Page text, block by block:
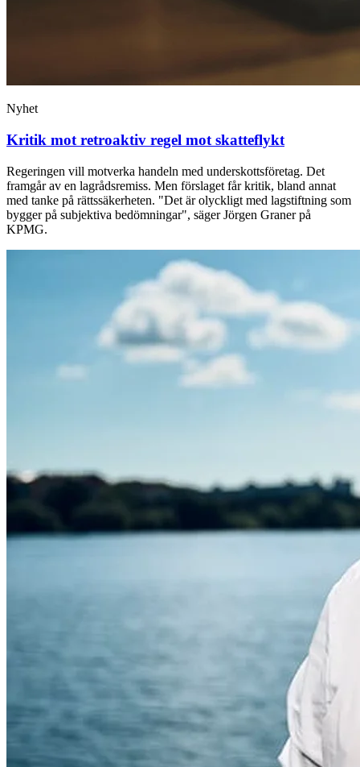
Nyhet
Kritik mot retroaktiv regel mot skatteflykt
Regeringen vill motverka handeln med underskottsföretag. Det
framgår av en lagrådsremiss. Men förslaget får kritik, bland annat
med tanke på rättssäkerheten. "Det är olyckligt med lagstiftning som
bygger på subjektiva bedömningar", säger Jörgen Graner på
KPMG.